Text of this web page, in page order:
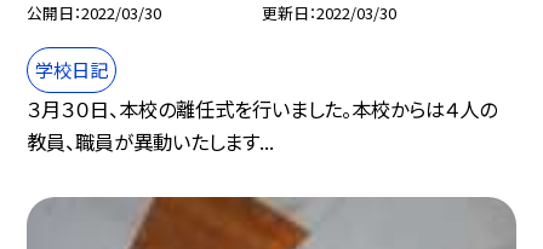
公開日 2022/03/30 更新日 2022/03/30
学校日記
３月３０日、本校の離任式を行いました。本校からは４人の
教員、職員が異動いたします...